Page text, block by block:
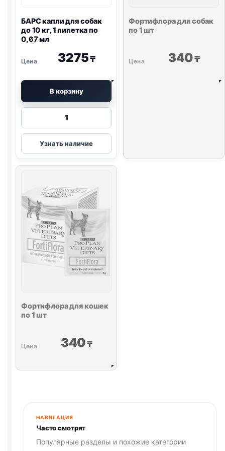
БАРС капли для собак
до 10 кг, 1 пипетка по
0,67 мл
3275₸
В корзину
Количество
БАРС
капли
для
10
кг,
1
пипетка
по
0,67
мл
Узнать наличие
Фортифлорадля собак
по 1 шт
340₸
Фортифлорадля кошек
по 1 шт
340₸
НАВИГАЦИЯ
Часто смотрят
Популярные разделы и похожие категории